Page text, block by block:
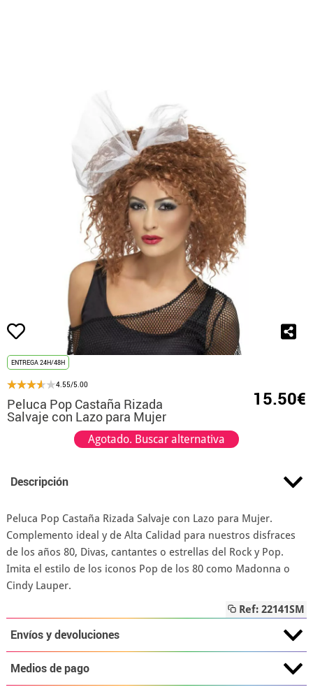
ENTREGA 24H/48H
4.55/5.00
Peluca Pop Castaña Rizada
Salvaje con Lazo para Mujer
15.50€
Agotado. Buscar alternativa
Descripción
Peluca Pop Castaña Rizada Salvaje con Lazo para Mujer.
Complemento ideal y de Alta Calidad para nuestros disfraces
de los años 80, Divas, cantantes o estrellas del Rock y Pop.
Imita el estilo de los iconos Pop de los 80 como Madonna o
Cindy Lauper.
Ref: 22141SM
Envíos y devoluciones
Medios de pago